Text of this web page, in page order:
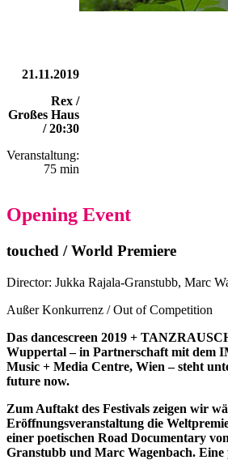
21.11.2019
Rex /
Großes Haus
/ 20:30
Veranstaltung:
75 min
Opening Event
touched / World Premiere
Director: Jukka Rajala-Granstubb, Marc
Außer Konkurrenz / Out of Competition
Das dancescreen 2019 +
Wuppertal – in Partnerschaft mit dem
Music + Media Centre, Wien – steht
future now.
Zum Auftakt des Festivals zeigen wir
Eröffnungsveranstaltung die
einer poetischen Road Documentary
Granstubb und Marc Wagenbach. Eine